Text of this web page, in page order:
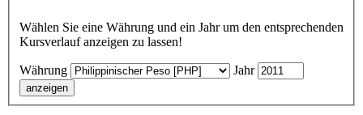
Wählen Sie eine Währung und ein Jahr um den entsprechenden
Kursverlauf anzeigen zu lassen!
Währung Jahr